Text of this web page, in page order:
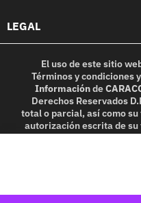
LEGAL
El uso de este sitio
Términos y condicionesy
Informaciónde
Derechos Reservados
total o parcial, así como
autorización escrita de
in part, or translation